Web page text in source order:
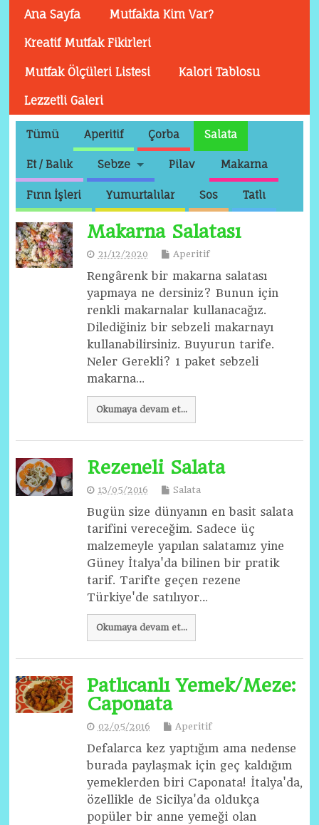
Ana Sayfa Mutfakta Kim Var?
Kreatif Mutfak Fikirleri
Mutfak Ölçüleri Listesi Kalori Tablosu
Lezzetli Galeri
Tümü Aperitif Çorba Salata
Et / Balık Sebze Pilav Makarna
Fırın İşleri Yumurtalılar Sos Tatlı
Makarna Salatası
21/12/2020 Aperitif
Rengârenk bir makarna salatası
yapmaya ne dersiniz? Bunun için
renkli makarnalar kullanacağız.
Dilediğiniz bir sebzeli makarnayı
kullanabilirsiniz. Buyurun tarife.
Neler Gerekli? 1 paket sebzeli
makarna…
Okumaya devam et...
Rezeneli Salata
13/05/2016 Salata
Bugün size dünyanın en basit salata
tarifini vereceğim. Sadece üç
malzemeyle yapılan salatamız yine
Güney İtalya'da bilinen bir pratik
tarif. Tarifte geçen rezene
Türkiye'de satılıyor…
Okumaya devam et...
Patlıcanlı Yemek/Meze:
Caponata
02/05/2016 Aperitif
Defalarca kez yaptığım ama nedense
burada paylaşmak için geç kaldığım
yemeklerden biri Caponata! İtalya'da,
özellikle de Sicilya'da oldukça
popüler bir anne yemeği olan